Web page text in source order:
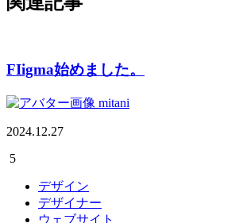
FIigma始めました。
mitani
2024.12.27
5
デザイン
デザイナー
ウェブサイト